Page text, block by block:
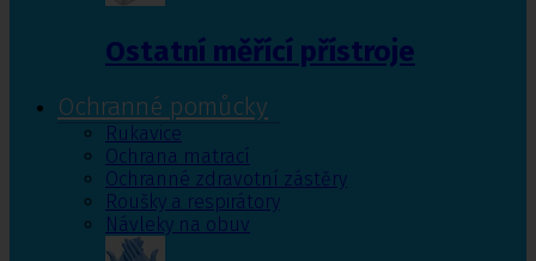
Ostatní měřící přístroje
Ochranné pomůcky
Rukavice
Ochrana matrací
Ochranné zdravotní zástěry
Roušky a respirátory
Návleky na obuv